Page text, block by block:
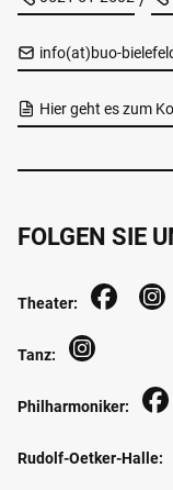
info(at)buo-
Hier geht es zum
FOLGEN SIE
Theater:
Tanz:
Philharmoniker:
Rudolf-Oetker-Halle: